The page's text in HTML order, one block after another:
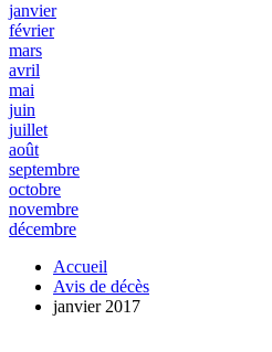
janvier
février
mars
avril
mai
juin
juillet
août
septembre
octobre
novembre
décembre
Accueil
Avis de décès
janvier 2017